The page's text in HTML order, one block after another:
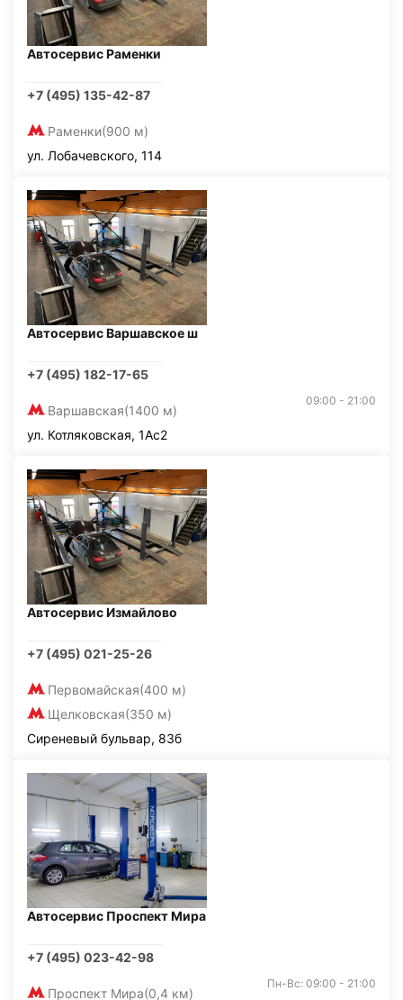
Автосервис Раменки
+7 (495) 135-42-87
Раменки(900 м)
ул. Лобачевского, 114
Автосервис Варшавское ш
+7 (495) 182-17-65
Варшавская(1400 м)
09:00 - 21:00
ул. Котляковская, 1Ас2
Автосервис Измайлово
+7 (495) 021-25-26
Первомайская(400 м)
Щелковская(350 м)
Сиреневый бульвар, 83б
Автосервис Проспект Мира
+7 (495) 023-42-98
Проспект Мира(0,4 км)
Пн-Вс: 09:00 - 21:00